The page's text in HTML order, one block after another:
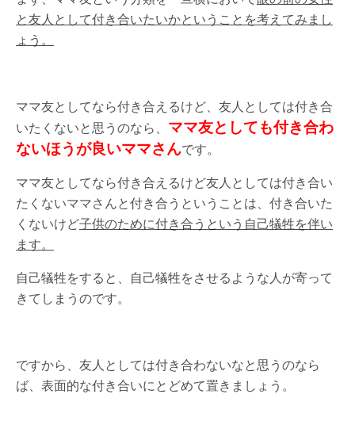
と友人として付き合いたいかということを考えてみまし
ょう。
ママ友としてなら付き合えるけど、友人としては付き合
いたくないと思うのなら、 ママ友としても付き合わ
ないほうが良いママさんです。
ママ友としてなら付き合えるけど友人としては付き合い
たくないママさんと付き合うということは、付き合いた
くないけど子供のために付き合うという自己犠牲を伴い
ます。
自己犠牲をすると、自己犠牲をさせるような人が寄って
きてしまうのです。
ですから、友人としては付き合わないなと思うのなら
ば、表面的な付き合いにとどめて置きましょう。